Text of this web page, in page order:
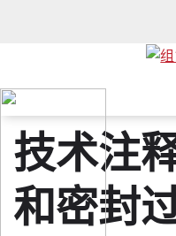
技术注
和密封